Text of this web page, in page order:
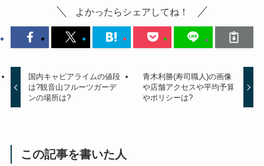
よかったらシェアしてね！
国内キャビアライムの値段
は?観音山フルーツガーデ
ンの場所は?
青木利勝(寿司職人)の画像
や店舗アクセスや平均予算
やポリシーは?
この記事を書いた人